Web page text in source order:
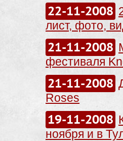
22-11-2008
лист, фото,
21-11-2008
фестиваля
21-11-2008
Roses
19-11-2008
ноября и в